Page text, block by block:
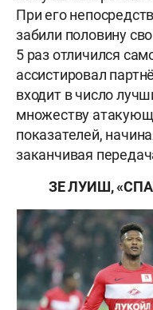
При его
забили половину
5 раз отличился
ассистировал
входит в число
множеству
показателей,
заканчивая
ЗЕ ЛУИШ,